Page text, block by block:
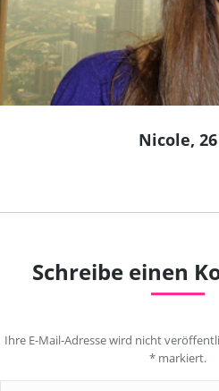
Nicole, 26
Schreibe einen
Ihre E-Mail-Adresse wird nicht
* markiert.